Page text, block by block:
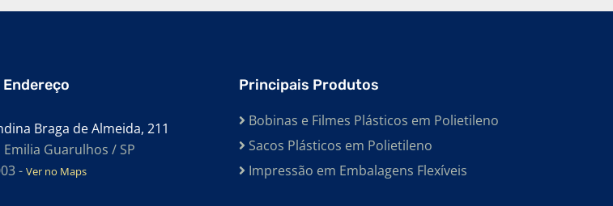
Braga de Almeida, 211
Emilia Guarulhos / SP
- Ver no Maps
Principais Produtos
Bobinas e Filmes Plásticos em Polietileno
Sacos Plásticos em Polietileno
Impressão em Embalagens Flexíveis